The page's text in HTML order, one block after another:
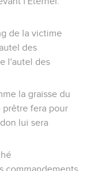
de la victime
des
l'autel des
la graisse du
prêtre fera pour
lui sera